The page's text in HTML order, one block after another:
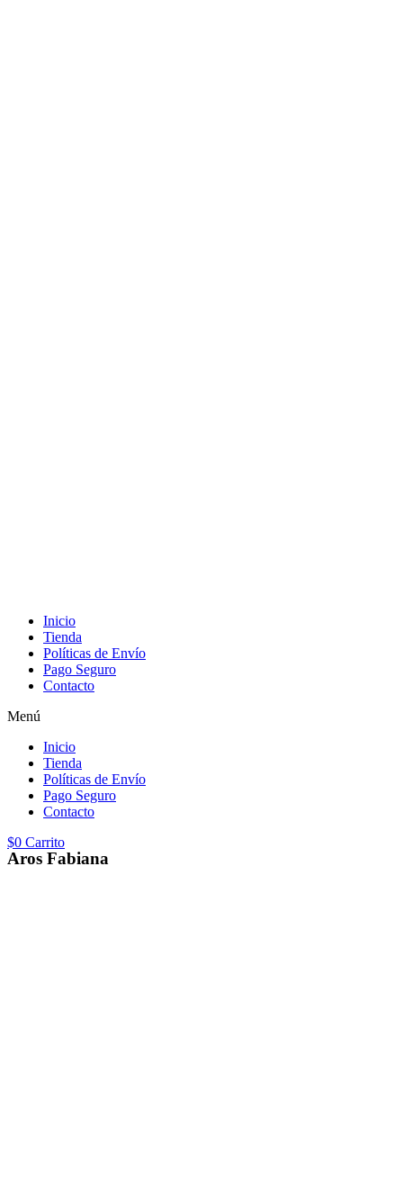
Inicio
Tienda
Políticas de Envío
Pago Seguro
Contacto
Menú
Inicio
Tienda
Políticas de Envío
Pago Seguro
Contacto
$0 Carrito
Aros Fabiana